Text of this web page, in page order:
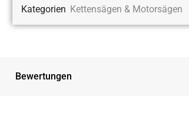
Kategorien Kettensägen & Motorsägen
Bewertungen